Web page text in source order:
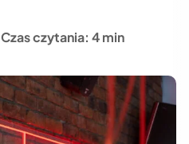
Czas czytania: 4 min